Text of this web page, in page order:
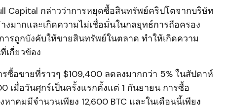
Capital กล่าวว่าการหยุดซื้อสินทรัพย์คริปโตจากบริษัท
มากและเกิดความไม่เชื่อมั่นในกลยุทธ์การถือครอง
ารถูกบังคับให้ขายสินทรัพย์ในตลาด ทำให้เกิดความ
กี่ยวข้อง
ซื้อขายที่ราวๆ $109,400 ลดลงมากกว่า 5% ในสัปดาห์
เมื่อวันศุกร์เป็นครั้งแรกตั้งแต่ 1 กันยายน การซื้อ
าคมมีจำนวนเพียง 12,600 BTC และในเดือนนี้เพียง